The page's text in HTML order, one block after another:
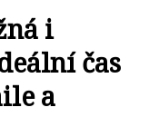
i
čas
a